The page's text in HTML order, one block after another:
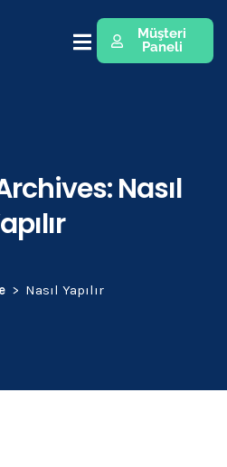
Müşteri
Paneli
Nasıl
Nasıl Yapılır